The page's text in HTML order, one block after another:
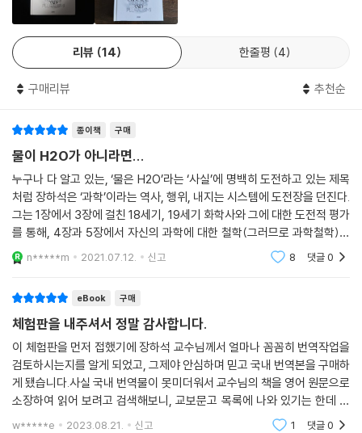
나는 실재란 탐구하는 사람의 의지에 종속되지 않는 모든 것이며, 앎이란
실재의 저항으로 인해 좌절하지 않고 행위하는 능력이라고 본다.
--- p.426
2O가 아닐 수도 있다는 생각을 품는 것을 거의 불가능하게 만들 것이다.
물은 H2O라는 명제에는 도저히 부정할 수 없게 옳은 구석이 있는 듯하다.
그러나 그 직관의 토대는 과연 무엇일까? 우리가 이 책의 처음 세 장에서
보았듯이, 저 명제가 참임을 물 샐 틈 없게 증명하는 논증이 심지어 과학자
들이 그 명제에 합의한 시점에도 존재하지 않았다면, 그 직관의 토대는 대
체 무엇일까? 성가신 질문일 수도 있겠지만, 이 질문을 단박에 묵살하지는
말아야 한다.
다. 우리는 일반적인 삶에서 그런 시도를 하지 않는다. 그리고 나는 우리가
과학에서 그런 시도를 해야 하는지 잘 모르겠다. ‘과학의 성공’이 실제로 의
미하는 바는, 우리가 과학에서 가치 있게 여기는 것들 가운데 무엇이라도
성취하기일 수밖에 없다.
--- p.486
이 밖에도 많은 명제들을 제시할 수 있다. 우리는 논리적 상호모순이 발생
강제할 수도 있을 것이다. 혹은 이 명제들이 각각 독립적으로 존재하는 것
을 허용하고, 그것들 각각이 속한 실천 시스템들의 장점들을 환영하고 발
전시킬 수도 있을 것이다. 어느 쪽을 선택할지는 우리에게 달려 있다.” (4
’물은 H2O다‘라는 명제의 진리성을 의심하라!
과학기술에 대한 맹신과 무관심, 비이성적 거부를 넘어서기 위한 제언
이 책의 ’들어가는 말‘에는 저자의 의도, 책의 내용과 구조, 독자의 수준과
관심에 따라 효과적으로 읽는 방법 등이 모두 담겨 있어 그 자체가 훌륭한
가이드 역할을 한다. 그 일부를 여기에 옮긴다.
‘물은 H2O다’라는 명제의 단순하고 유일무이한 진리성을 의문시하는 나
그것은 전적으로 내가 의도하는 바다. 내가 펼칠 다양한 논증들의 세부사
항과 상관없이 말하는데, 현대 과학의 가장 기본적인 진리들을 비판적 관
점에서 꼼꼼히 검토하고 그 진리들을 부정하거나 그 진리들에 의존하지 않
는 과학 시스템들의 가능성을 숙고하는 것은 미친 짓이 아니라는 깨달음은
사람들에게 유익할 것이다. 생각해보면, 우리가 여전히 존경하는 정치적,
철학적, 과학적 글들을 남긴 위대하고 합리적인 옛날 사상가들 중 다수는
물이 H2O라는 것을 전혀 몰랐다. 무수한 인물들 중 몇 명만 언급하면 뉴
“지금까지 내가 읽은 과학사, 과학철학 책 중에서 가장 흥미로운 책이다.
통찰력 있고 읽는 이를 격양시키는, 영리하고 뭐라 규정하기 어려운 (때로
는 아주 재치가 있는) 책이다. 모두가 읽어야 한다.”
- 마이클 고딘 (프린스턴 대학교 역사학과 교수)
“이 책은 과학의 역사와 철학 분야의 전문가들에게 도전하는 신선한 통찰
과 파격적인 사유로 가득 차 있다.”
- 요아힘 슈머 (카를스루에 공과대학교 철학과 교수)
“과학사, 과학철학, 과학교육의 학문 간 경계를 자유롭게 넘나들며 화학의
역사에서 가장 중요했던 사건을 재구성한 이 책은 머지않아 고전의 반열에
들 것이라 생각한다. 독자의 관심 방향, 화학에 대한 이해 정도, 철학적 논
친절하게 구성한 것도 큰 장점이다.”
- 박범순 (KAIST 과학기술정책대학원 교수)
리뷰 14 한줄평 4
구매리뷰 추천순
종이책 구매
물이 H2O가 아니라면...
누구나 다 알고 있는, ‘물은 H2O’라는 ‘사실’에 명백히 도전하고 있는 제목
처럼 장하석은 ‘과학’이라는 역사, 행위, 내지는 시스템에 도전장을 던진다.
그는 1장에서 3장에 걸친 18세기, 19세기 화학사와 그에 대한 도전적 평가
를 통해, 4장과 5장에서 자신의 과학에 대한 철학(그러므로 과학철학)을
펼쳐 보인다. 그러니까 그가 정말로 하고 싶은 얘기는 4장과 5장에 걸친
‘능동
n*****m 2021.07.12. 신고 8 댓글0
eBook 구매
체험판을 내주셔서 정말 감사합니다.
이 체험판을 먼저 접했기에 장하석 교수님께서 얼마나 꼼꼼히 번역작업을
검토하시는지를 알게 되었고, 그제야 안심하며 믿고 국내 번역본을 구매하
게 됐습니다.사실 국내 번역물이 못미더워서 교수님의 책을 영어 원문으로
소장하여 읽어 보려고 검색해보니, 교보문고 목록에 나와 있기는 한데 가
격이 20만원도 넘고 50만원도 넘더군요. 도저히 선택할 수 있는 범위의
w*****e 2023.08.21. 신고 1 댓글0